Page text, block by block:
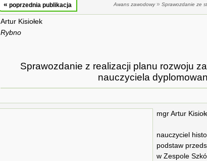
« poprzednia publikacja Awans zawodowy» Sprawozdanie ze
Artur Kisiołek
Rybno
Sprawozdanie z realizacji planu rozwoju
nauczyciela
mgr Artur
nauczyciel
podstaw
w Zespole